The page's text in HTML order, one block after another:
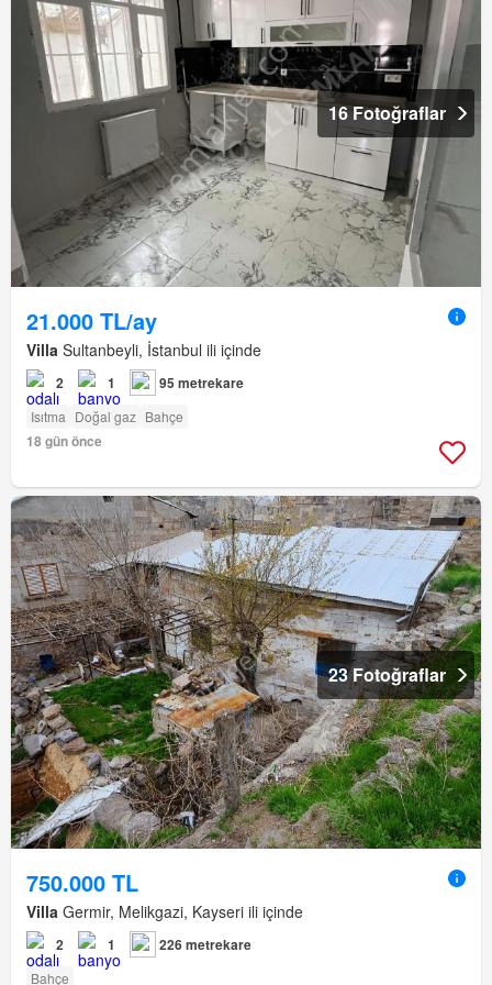
16 Fotoğraflar
21.000 TL/ay
Villa Sultanbeyli, İstanbul ili içinde
2 1 95 metrekare
Isıtma Doğal gaz Bahçe
18 gün önce
23 Fotoğraflar
750.000 TL
Villa Germir, Melikgazi, Kayseri ili içinde
2 1 226 metrekare
Bahçe